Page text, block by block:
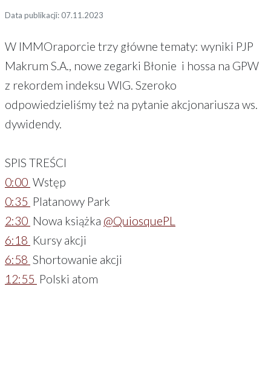
Data publikacji: 07.11.2023
W IMMOraporcie trzy główne tematy: wyniki PJP
Makrum S.A., nowe zegarki Błonie i hossa na GPW
z rekordem indeksu WIG. Szeroko
odpowiedzieliśmy też na pytanie akcjonariusza ws.
dywidendy.
SPIS TREŚCI
0:00 Wstęp
0:35 Platanowy Park
2:30 Nowa książka @QuiosquePL
6:18 Kursy akcji
6:58 Shortowanie akcji
12:55 Polski atom